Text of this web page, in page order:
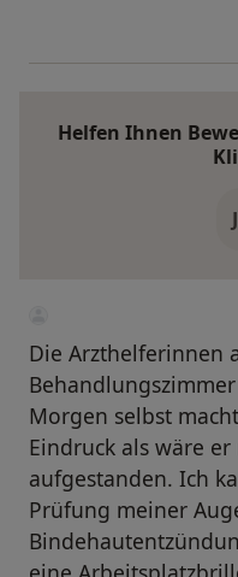
Helfen Ihnen
Die Arzthelferinnen
Morgen selbst
Eindruck als wäre
aufgestanden. Ich
Prüfung meiner